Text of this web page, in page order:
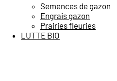
Semences de gazon
Engrais gazon
Prairies fleuries
LUTTE BIO